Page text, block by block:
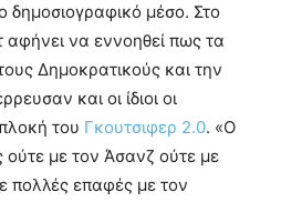
δημοσιογραφικό μέσο. Στο
να εννοηθεί πως τα
Δημοκρατικούς και την
και οι ίδιοι οι
του Γκουτσιφερ 2.0. «Ο
ούτε με τον Άσανζ ούτε με
πολλές επαφές με τον